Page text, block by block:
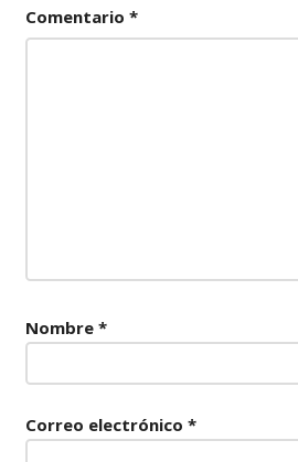
Comentario *
Nombre *
Correo electrónico *